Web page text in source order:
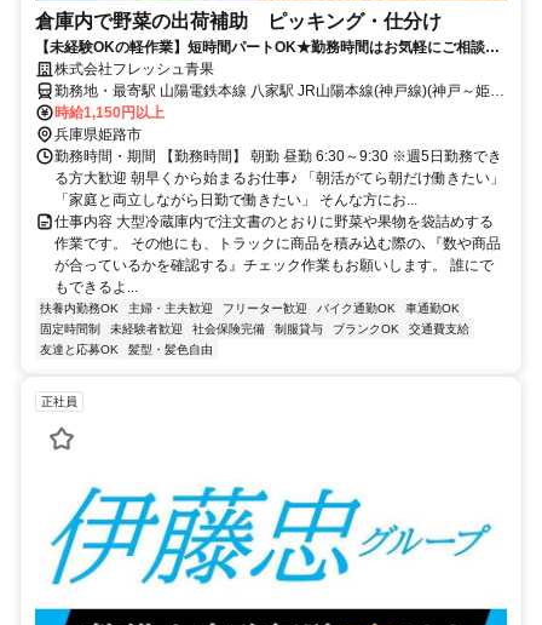
倉庫内で野菜の出荷補助 ピッキング・仕分け
【未経験OKの軽作業】短時間パートOK★勤務時間はお気軽にご相談く
ださい
株式会社フレッシュ青果
勤務地・最寄駅 山陽電鉄本線 八家駅 JR山陽本線(神戸線)(神戸～姫
路) 御着駅 ■神姫バス 四郷和光保育所東行「見野」
時給1,150円以上
兵庫県姫路市
勤務時間・期間 【勤務時間】 朝勤 昼勤 6:30～9:30 ※週5日勤務でき
る方大歓迎 朝早くから始まるお仕事♪ 「朝活がてら朝だけ働きたい」
「家庭と両立しながら日勤で働きたい」 そんな方にお...
仕事内容 大型冷蔵庫内で注文書のとおりに野菜や果物を袋詰めする
作業です。 その他にも、トラックに商品を積み込む際の､『数や商品
が合っているかを確認する』チェック作業もお願いします。 誰にで
もできるよ...
扶養内勤務OK 主婦・主夫歓迎 フリーター歓迎 バイク通勤OK
車通勤OK
固定時間制
未経験者歓迎 社会保険完備 制服貸与 ブランクOK
交通費支給
友達と応募OK
髪型・髪色自由
正社員